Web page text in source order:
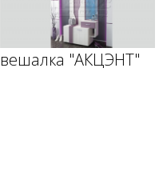
вешалка "АКЦЭНТ"